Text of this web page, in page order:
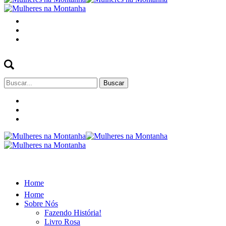
Buscar
por:
Home
Home
Sobre Nós
Fazendo História!
Livro Rosa